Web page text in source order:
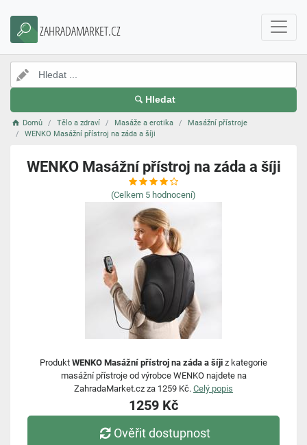
ZAHRADAMARKET.CZ
Hledat
Domů Tělo a zdraví Masáže a erotika
Masážní přístroje
WENKO Masážní přístroj na záda a šíji
WENKO Masážní přístroj na záda a šíji
(Celkem 5 hodnocení)
Produkt WENKO Masážní přístroj na záda a šíji z kategorie
masážní přístroje od výrobce WENKO najdete na
ZahradaMarket.cz za 1259 Kč. Celý popis
1259 Kč
Ověřit dostupnost